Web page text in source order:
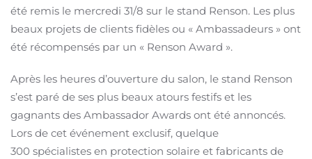
été remis le mercredi 31/8 sur le stand Renson. Les plus
beaux projets de clients fidèles ou « Ambassadeurs » ont
été récompensés par un « Renson Award ».
Après les heures d’ouverture du salon, le stand Renson
s’est paré de ses plus beaux atours festifs et les
gagnants des Ambassador Awards ont été annoncés.
Lors de cet événement exclusif, quelque
300 spécialistes en protection solaire et fabricants de